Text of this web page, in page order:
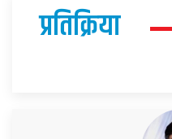
प्रतिक्रिया